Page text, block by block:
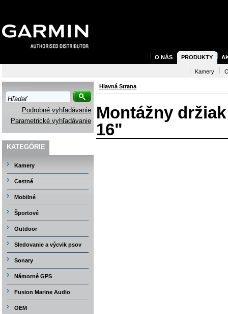
Hlavná Strana
Montážny
16"
Podrobné vyhľadávanie
Parametrické vyhľadávanie
KATEGÓRIE
Kamery
Cestné
Mobilné
Športové
Outdoor
Sledovanie a výcvik psov
Sonary
Námorné GPS
Fusion Marine Audio
OEM
O NÁS PRODUKTY
Kamery